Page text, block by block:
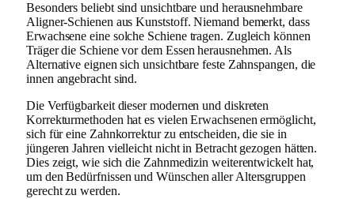
Besonders beliebt sind unsichtbare und herausnehmbare
Aligner-Schienen aus Kunststoff. Niemand bemerkt, dass
Erwachsene eine solche Schiene tragen. Zugleich können
Träger die Schiene vor dem Essen herausnehmen. Als
Alternative eignen sich unsichtbare feste Zahnspangen, die
innen angebracht sind.
Die Verfügbarkeit dieser modernen und diskreten
Korrekturmethoden hat es vielen Erwachsenen ermöglicht,
sich für eine Zahnkorrektur zu entscheiden, die sie in
jüngeren Jahren vielleicht nicht in Betracht gezogen hätten.
Dies zeigt, wie sich die Zahnmedizin weiterentwickelt hat,
um den Bedürfnissen und Wünschen aller Altersgruppen
gerecht zu werden.